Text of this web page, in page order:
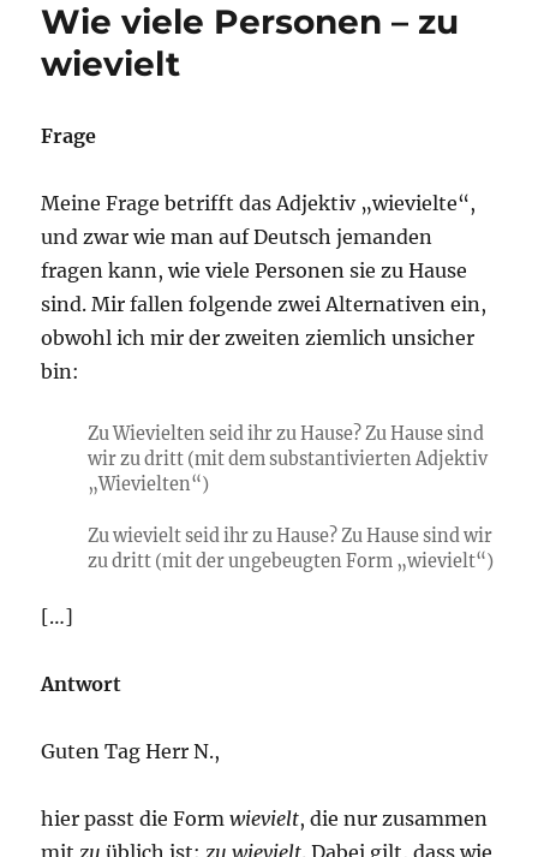
Wie viele Personen – zu
wievielt
Frage
Meine Frage betrifft das Adjektiv „wievielte“,
und zwar wie man auf Deutsch jemanden
fragen kann, wie viele Personen sie zu Hause
sind. Mir fallen folgende zwei Alternativen ein,
obwohl ich mir der zweiten ziemlich unsicher
bin:
Zu Wievielten seid ihr zu Hause? Zu Hause sind
wir zu dritt (mit dem substantivierten Adjektiv
„Wievielten“)
Zu wievielt seid ihr zu Hause? Zu Hause sind wir
zu dritt (mit der ungebeugten Form „wievielt“)
[…]
Antwort
Guten Tag Herr N.,
hier passt die Formwievielt, die nur zusammen
mit zu üblich ist: zu wievielt. Dabei gilt, dass wie